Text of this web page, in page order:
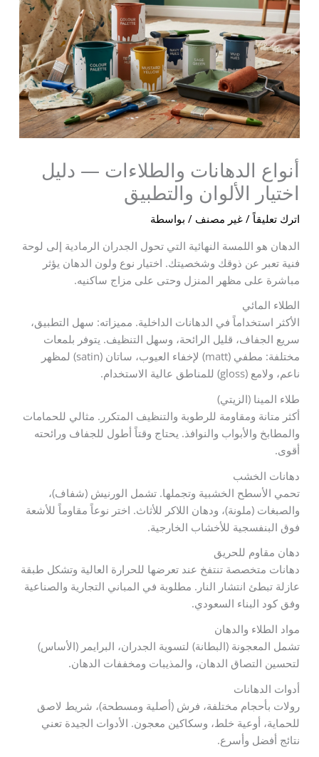
أنواع الدهانات والطلاءات — دليل
اختيار الألوان والتطبيق
اترك تعليقاً / غير مصنف / بواسطة
الدهان هو اللمسة النهائية التي تحول الجدران الرمادية إلى لوحة
فنية تعبر عن ذوقك وشخصيتك. اختيار نوع ولون الدهان يؤثر
مباشرة على مظهر المنزل وحتى على مزاج ساكنيه.
الطلاء المائي
الأكثر استخداماً في الدهانات الداخلية. مميزاته: سهل التطبيق،
سريع الجفاف، قليل الرائحة، وسهل التنظيف. يتوفر بلمعات
مختلفة: مطفي (matt) لإخفاء العيوب، ساتان (satin) لمظهر
ناعم، ولامع (gloss) للمناطق عالية الاستخدام.
طلاء المينا (الزيتي)
أكثر متانة ومقاومة للرطوبة والتنظيف المتكرر. مثالي للحمامات
والمطابخ والأبواب والنوافذ. يحتاج وقتاً أطول للجفاف ورائحته
أقوى.
دهانات الخشب
تحمي الأسطح الخشبية وتجملها. تشمل الورنيش (شفاف)،
والصبغات (ملونة)، ودهان اللاكر للأثاث. اختر نوعاً مقاوماً للأشعة
فوق البنفسجية للأخشاب الخارجية.
دهان مقاوم للحريق
دهانات متخصصة تنتفخ عند تعرضها للحرارة العالية وتشكل طبقة
عازلة تبطئ انتشار النار. مطلوبة في المباني التجارية والصناعية
وفق كود البناء السعودي.
مواد الطلاء والدهان
تشمل المعجونة (البطانة) لتسوية الجدران، البرايمر (الأساس)
لتحسين التصاق الدهان، والمذيبات ومخففات الدهان.
أدوات الدهانات
رولات بأحجام مختلفة، فرش (أصلية ومسطحة)، شريط لاصق
للحماية، أوعية خلط، وسكاكين معجون. الأدوات الجيدة تعني
نتائج أفضل وأسرع.